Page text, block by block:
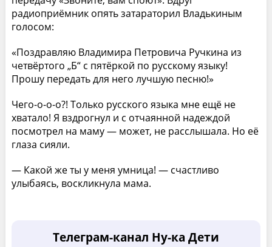
радиоприёмник опять затараторил Владькиным
голосом:
«Поздравляю Владимира Петровича Ручкина из
четвёртого „Б“ с пятёркой по русскому языку!
Прошу передать для него лучшую песню!»
Чего-о-о-о?! Только русского языка мне ещё не
хватало! Я вздрогнул и с отчаянной надеждой
посмотрел на маму — может, не расслышала. Но её
глаза сияли.
— Какой же ты у меня умница! — счастливо
улыбаясь, воскликнула мама.
Телеграм-канал Ну-ка Дети